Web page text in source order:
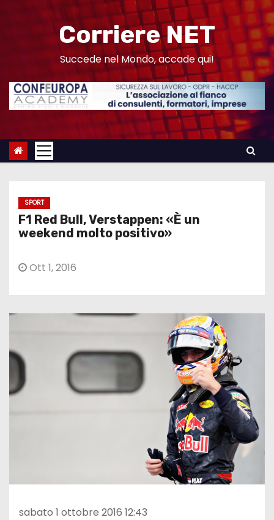
n
Corriere NET
Succede nel Mondo, accade qui!
SPORT
F1 Red Bull, Verstappen: «È un
weekend molto positivo»
Ott 1, 2016
sabato 1 ottobre 2016 12:43